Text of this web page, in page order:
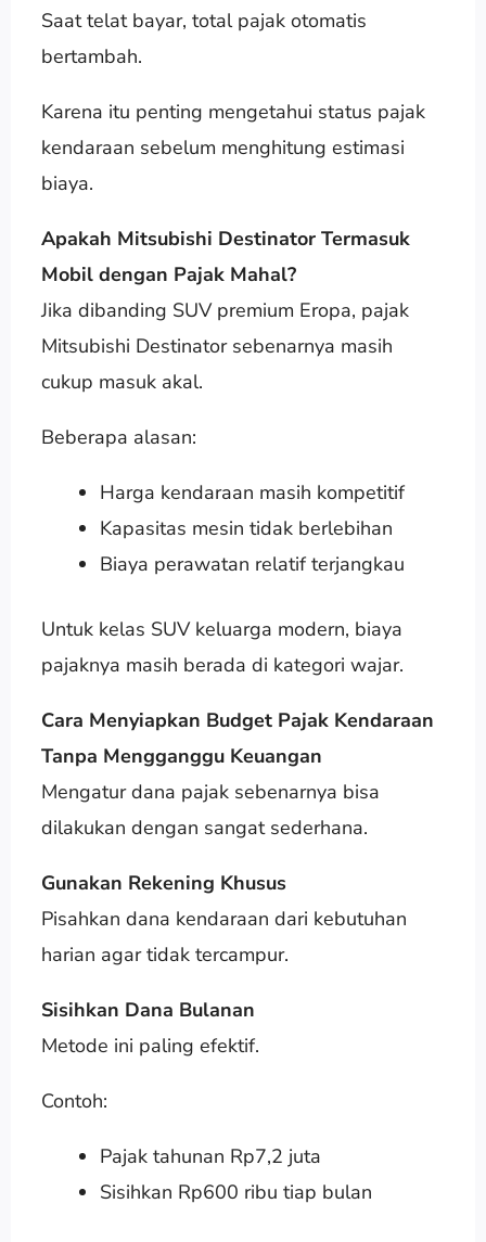
Saat telat bayar, total pajak otomatis
bertambah.
Karena itu penting mengetahui status pajak
kendaraan sebelum menghitung estimasi
biaya.
Apakah Mitsubishi Destinator Termasuk
Mobil dengan Pajak Mahal?
Jika dibanding SUV premium Eropa, pajak
Mitsubishi Destinator sebenarnya masih
cukup masuk akal.
Beberapa alasan:
Harga kendaraan masih kompetitif
Kapasitas mesin tidak berlebihan
Biaya perawatan relatif terjangkau
Untuk kelas SUV keluarga modern, biaya
pajaknya masih berada di kategori wajar.
Cara Menyiapkan Budget Pajak Kendaraan
Tanpa Mengganggu Keuangan
Mengatur dana pajak sebenarnya bisa
dilakukan dengan sangat sederhana.
Gunakan Rekening Khusus
Pisahkan dana kendaraan dari kebutuhan
harian agar tidak tercampur.
Sisihkan Dana Bulanan
Metode ini paling efektif.
Contoh:
Pajak tahunan Rp7,2 juta
Sisihkan Rp600 ribu tiap bulan